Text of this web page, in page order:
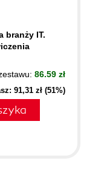
branży IT.
86.59 zł
91,31 zł (51%)